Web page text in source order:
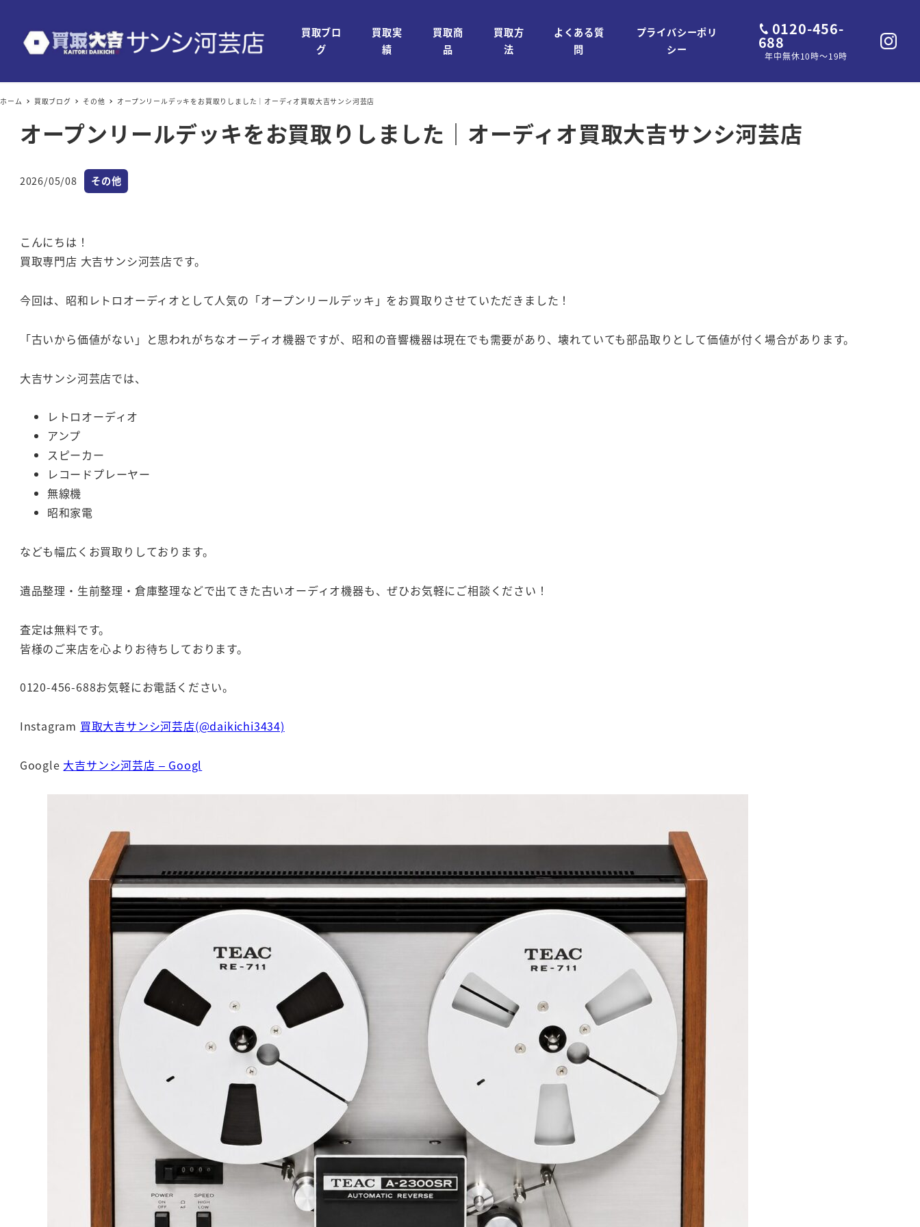
買取ブロ
グ
買取実
績
買取商
品
買取方
法
よくある質
問
プライバシーポリ
シー
0120-456-
688
年中無休10時～19時
ホーム 買取ブログ その他 オープンリールデッキをお買取りしました｜オーディオ買取大吉サンシ河芸店
オープンリールデッキをお買取りしました｜オーディオ買取大吉サンシ河芸店
投稿日
2026/05/08 カテゴリー
その他
こんにちは！
買取専門店 大吉サンシ河芸店です。
今回は、昭和レトロオーディオとして人気の「オープンリールデッキ」をお買取りさせていただきました！
「古いから価値がない」と思われがちなオーディオ機器ですが、昭和の音響機器は現在でも需要があり、壊れていても部品取りとして価値が付く場合があります。
大吉サンシ河芸店では、
レトロオーディオ
アンプ
スピーカー
レコードプレーヤー
無線機
昭和家電
なども幅広くお買取りしております。
遺品整理・生前整理・倉庫整理などで出てきた古いオーディオ機器も、ぜひお気軽にご相談ください！
査定は無料です。
皆様のご来店を心よりお待ちしております。
0120-456-688お気軽にお電話ください。
Instagram 買取大吉サンシ河芸店(@daikichi3434)
Google 大吉サンシ河芸店 – Googl